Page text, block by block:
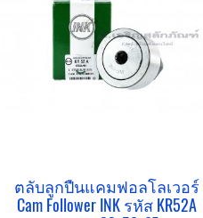
ตลับลูกปืนแคมฟอลโลเวอร์
Cam Follower INK รหัส KR52A